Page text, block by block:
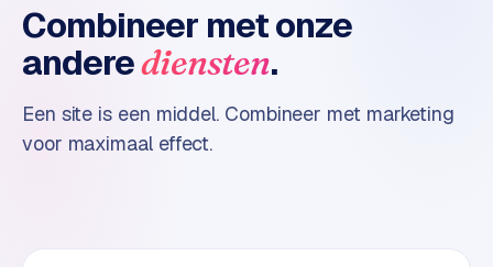
c
o
m
r
p
Combineer met onze
anderediensten.
Een site is een middel. Combineer met marketing
voor maximaal effect.